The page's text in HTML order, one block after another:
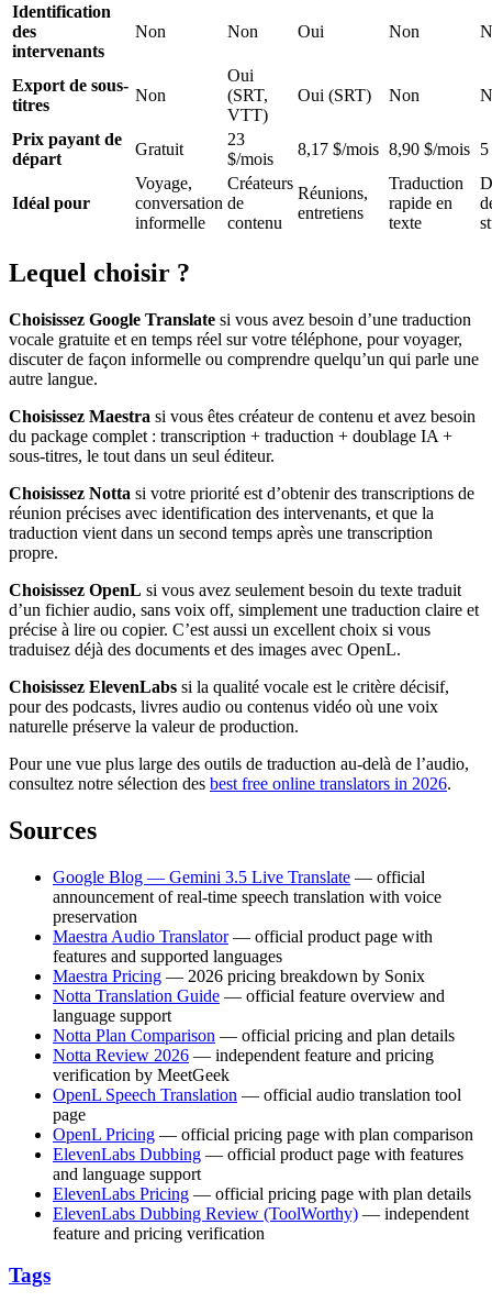
Identification
des
intervenants
Non Non Oui Non
Export de sous-
titres
Non
Oui
(SRT,
VTT)
Oui (SRT) Non
Prix payant de
départ
Gratuit
23
$/mois
8,17 $/mois 8,90 $/mois
Idéal pour
Voyage,
conversation
informelle
Créateurs
de
contenu
Réunions,
entretiens
Traduction
rapide en
texte
Lequel choisir ?
Choisissez Google Translate si vous avez besoin d’une traduction
vocale gratuite et en temps réel sur votre téléphone, pour voyager,
discuter de façon informelle ou comprendre quelqu’un qui parle une
autre langue.
Choisissez Maestra si vous êtes créateur de contenu et avez besoin
du package complet : transcription + traduction + doublage IA +
sous-titres, le tout dans un seul éditeur.
Choisissez Notta si votre priorité est d’obtenir des transcriptions de
réunion précises avec identification des intervenants, et que la
traduction vient dans un second temps après une transcription
propre.
Choisissez OpenL si vous avez seulement besoin du texte traduit
d’un fichier audio, sans voix off, simplement une traduction claire et
précise à lire ou copier. C’est aussi un excellent choix si vous
traduisez déjà des documents et des images avec OpenL.
Choisissez ElevenLabs si la qualité vocale est le critère décisif,
pour des podcasts, livres audio ou contenus vidéo où une voix
naturelle préserve la valeur de production.
Pour une vue plus large des outils de traduction au-delà de l’audio,
consultez notre sélection des best free online translators in 2026.
Sources
Google Blog — Gemini 3.5 Live Translate — official
announcement of real-time speech translation with voice
preservation
Maestra Audio Translator— official product page with
features and supported languages
Maestra Pricing — 2026 pricing breakdown by Sonix
Notta Translation Guide — official feature overview and
language support
Notta Plan Comparison — official pricing and plan details
Notta Review 2026 — independent feature and pricing
verification by MeetGeek
OpenL Speech Translation — official audio translation tool
page
OpenL Pricing — official pricing page with plan comparison
ElevenLabs Dubbing — official product page with features
and language support
ElevenLabs Pricing — official pricing page with plan details
ElevenLabs Dubbing Review (ToolWorthy) — independent
feature and pricing verification
Tags